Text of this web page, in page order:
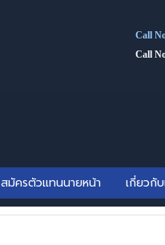
Call
Call
สมัครตัวแทนนายหน้า เกี่ยวกับ